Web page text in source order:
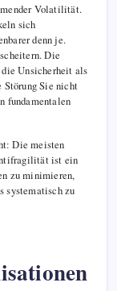
Volatilität.
sich
denn je.
Die
Unsicherheit als
Sie nicht
fundamentalen
Die meisten
ist ein
zu minimieren,
systematisch zu